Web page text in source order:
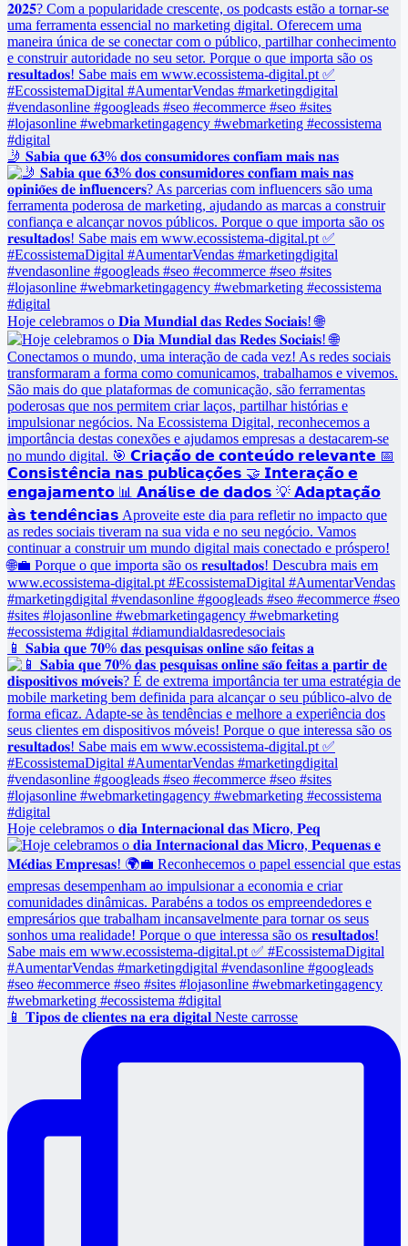
🤳 𝐒𝐚𝐛𝐢𝐚 𝐪𝐮𝐞 𝟔𝟑% 𝐝𝐨𝐬 𝐜𝐨𝐧𝐬𝐮𝐦𝐢𝐝𝐨𝐫𝐞𝐬 𝐜𝐨𝐧𝐟𝐢𝐚𝐦 𝐦𝐚𝐢𝐬 𝐧𝐚𝐬
Hoje celebramos o 𝐃𝐢𝐚 𝐌𝐮𝐧𝐝𝐢𝐚𝐥 𝐝𝐚𝐬 𝐑𝐞𝐝𝐞𝐬 𝐒𝐨𝐜𝐢𝐚𝐢𝐬! 🌐
📱 𝐒𝐚𝐛𝐢𝐚 𝐪𝐮𝐞 𝟕𝟎% 𝐝𝐚𝐬 𝐩𝐞𝐬𝐪𝐮𝐢𝐬𝐚𝐬 𝐨𝐧𝐥𝐢𝐧𝐞 𝐬𝐚̃𝐨 𝐟𝐞𝐢𝐭𝐚𝐬 𝐚
Hoje celebramos o 𝐝𝐢𝐚 𝐈𝐧𝐭𝐞𝐫𝐧𝐚𝐜𝐢𝐨𝐧𝐚𝐥 𝐝𝐚𝐬 𝐌𝐢𝐜𝐫𝐨, 𝐏𝐞𝐪
📱 𝐓𝐢𝐩𝐨𝐬 𝐝𝐞 𝐜𝐥𝐢𝐞𝐧𝐭𝐞𝐬 𝐧𝐚 𝐞𝐫𝐚 𝐝𝐢𝐠𝐢𝐭𝐚𝐥 Neste carrosse